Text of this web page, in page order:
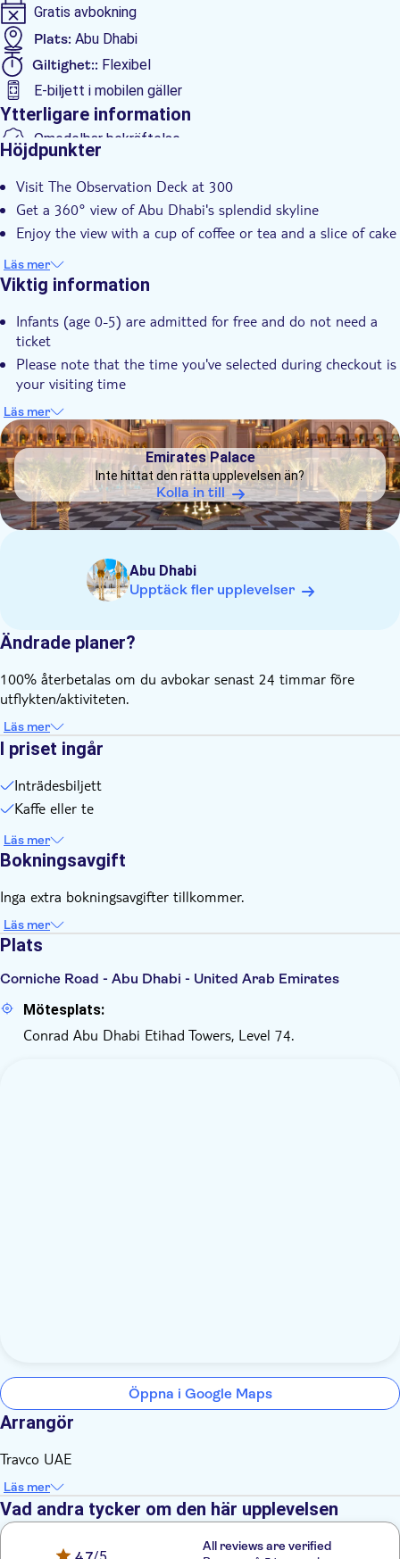
Gratis avbokning
Plats: Abu Dhabi
Giltighet:: Flexibel
E-biljett i mobilen gäller
Ytterligare information
Omedelbar bekräftelse
Entréavgift ingår
Höjdpunkter
Visit The Observation Deck at 300
Get a 360° view of Abu Dhabi's splendid skyline
Enjoy the view with a cup of coffee or tea and a slice of cake
Läs mer
Viktig information
Infants (age 0-5) are admitted for free and do not need a
ticket
Please note that the time you've selected during checkout is
your visiting time
For guests who choose Option 2, the afternoon tea is first
served in the lobby lounge. You will then be escorted to the
Observation Deck at 300
Läs mer
DSA1Emirates Palace
Emirates Palace
Inte hittat den rätta upplevelsen än?
Kolla in till
Abu Dhabi
Upptäck fler upplevelser
Ändrade planer?
100% återbetalas om du avbokar senast 24 timmar före
utflykten/aktiviteten.
Läs mer
I priset ingår
Inträdesbiljett
Kaffe eller te
Läs mer
Bokningsavgift
Inga extra bokningsavgifter tillkommer.
Läs mer
Plats
Corniche Road - Abu Dhabi - United Arab Emirates
Mötesplats:
Conrad Abu Dhabi Etihad Towers, Level 74.
Öppna i Google Maps
Arrangör
Travco UAE
Läs mer
Vad andra tycker om den här upplevelsen
All reviews are verified